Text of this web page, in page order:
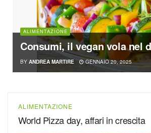
ALIMENTAZIONE
Consumi, il vegan vola nel
BY ANDREA MARTIRE GENNAIO 20, 2025
ALIMENTAZIONE
World Pizza day, affari in crescita